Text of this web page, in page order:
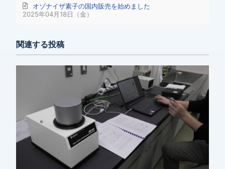
2025年04月18日（金）
オゾナイザ素子の国内販売を始めました
関連する投稿